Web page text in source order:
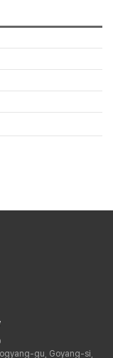
gu, Goyang-si,